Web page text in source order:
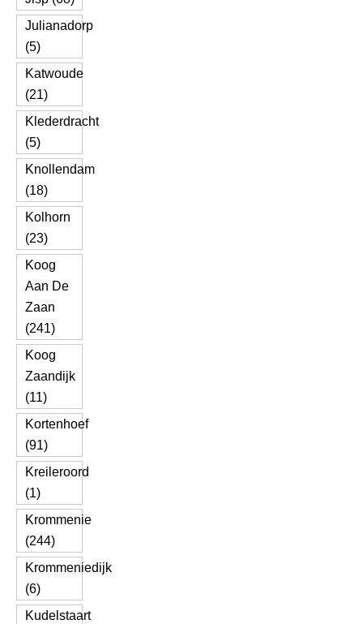
Julianadorp
(5)
Katwoude
(21)
Klederdracht
(5)
Knollendam
(18)
Kolhorn
(23)
Koog
Aan De
Zaan
(241)
Koog
Zaandijk
(11)
Kortenhoef
(91)
Kreileroord
(1)
Krommenie
(244)
Krommeniedijk
(6)
Kudelstaart